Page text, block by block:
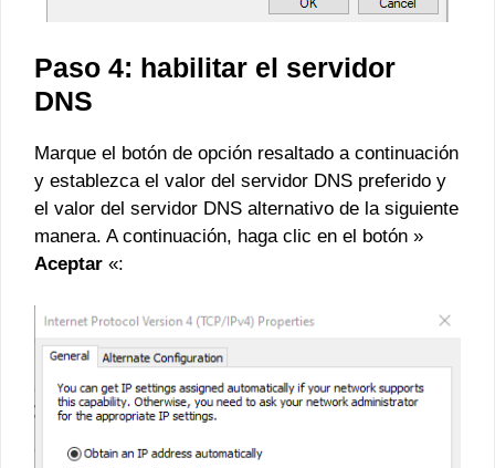
Paso 4: habilitar el servidor
DNS
Marque el botón de opción resaltado a continuación
y establezca el valor del servidor DNS preferido y
el valor del servidor DNS alternativo de la siguiente
manera. A continuación, haga clic en el botón »
Aceptar «: